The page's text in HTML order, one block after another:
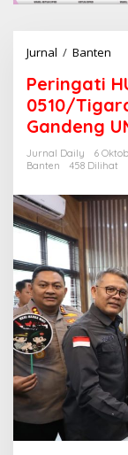
Jurnal / Banten
r
i
n
g
a
t
H
U
T
N
I
k
e
-
7
8
,
o
d
Peringati
0510/
Gandeng
Jurnal Daily
6
Banten
458 Dilihat